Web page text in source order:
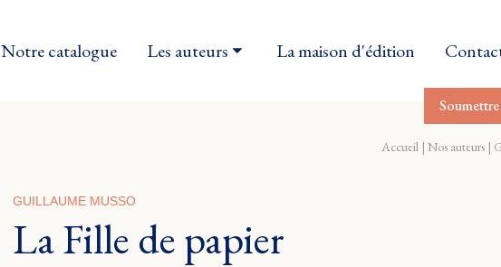
Notre catalogue Les auteurs La maison d'édition
Accueil Nos auteurs
GUILLAUME MUSSO
La Fille de papier